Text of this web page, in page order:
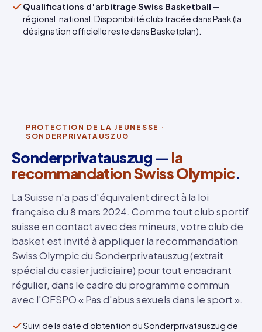
Qualifications d'arbitrage Swiss Basketball —
régional, national. Disponibilité club tracée dans Paak (la
désignation officielle reste dans Basketplan).
PROTECTION DE LA JEUNESSE ·
SONDERPRIVATAUSZUG
Sonderprivatauszug —la
recommandation Swiss Olympic.
La Suisse n'a pas d'équivalent direct à la loi
française du 8 mars 2024. Comme tout club sportif
suisse en contact avec des mineurs, votre club de
basket est invité à appliquer la recommandation
Swiss Olympic du Sonderprivatauszug (extrait
spécial du casier judiciaire) pour tout encadrant
régulier, dans le cadre du programme commun
avec l'OFSPO « Pas d'abus sexuels dans le sport ».
Suivi de la date d'obtention du Sonderprivatauszug de